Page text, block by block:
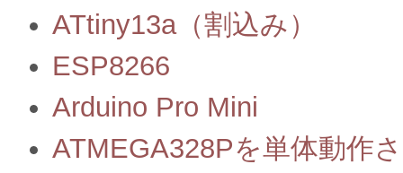
ATtiny13a（割込み）
ESP8266
Arduino Pro Mini
ATMEGA328Pを単体動作